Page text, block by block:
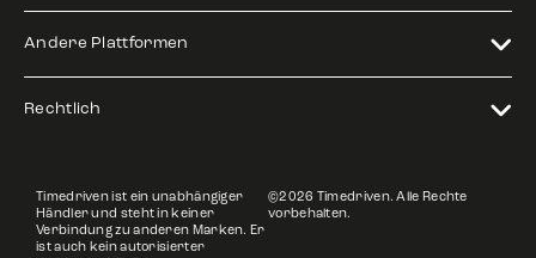
Andere Plattformen
Rechtlich
Timedriven ist ein unabhängiger
Händler und steht in keiner
Verbindung zu anderen Marken. Er
ist auch kein autorisierter
©2026 Timedriven. Alle Rechte
vorbehalten.